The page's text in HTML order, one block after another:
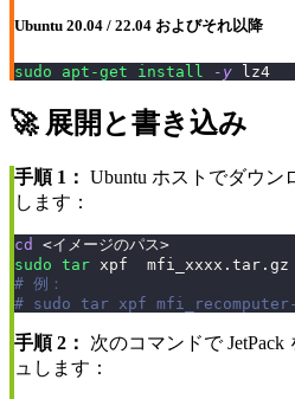
Ubuntu 20.04 / 22.04 およびそれ以降
sudo apt-get install -y lz4
🚀 展開と書き込み
手順 1： Ubuntu ホストでダウン
します：
cd <イメージのパス>
sudo tar xpf  mfi_xxxx.tar.gz
# 例：
# sudo tar xpf
手順 2：
次のコマンドで
ュします：